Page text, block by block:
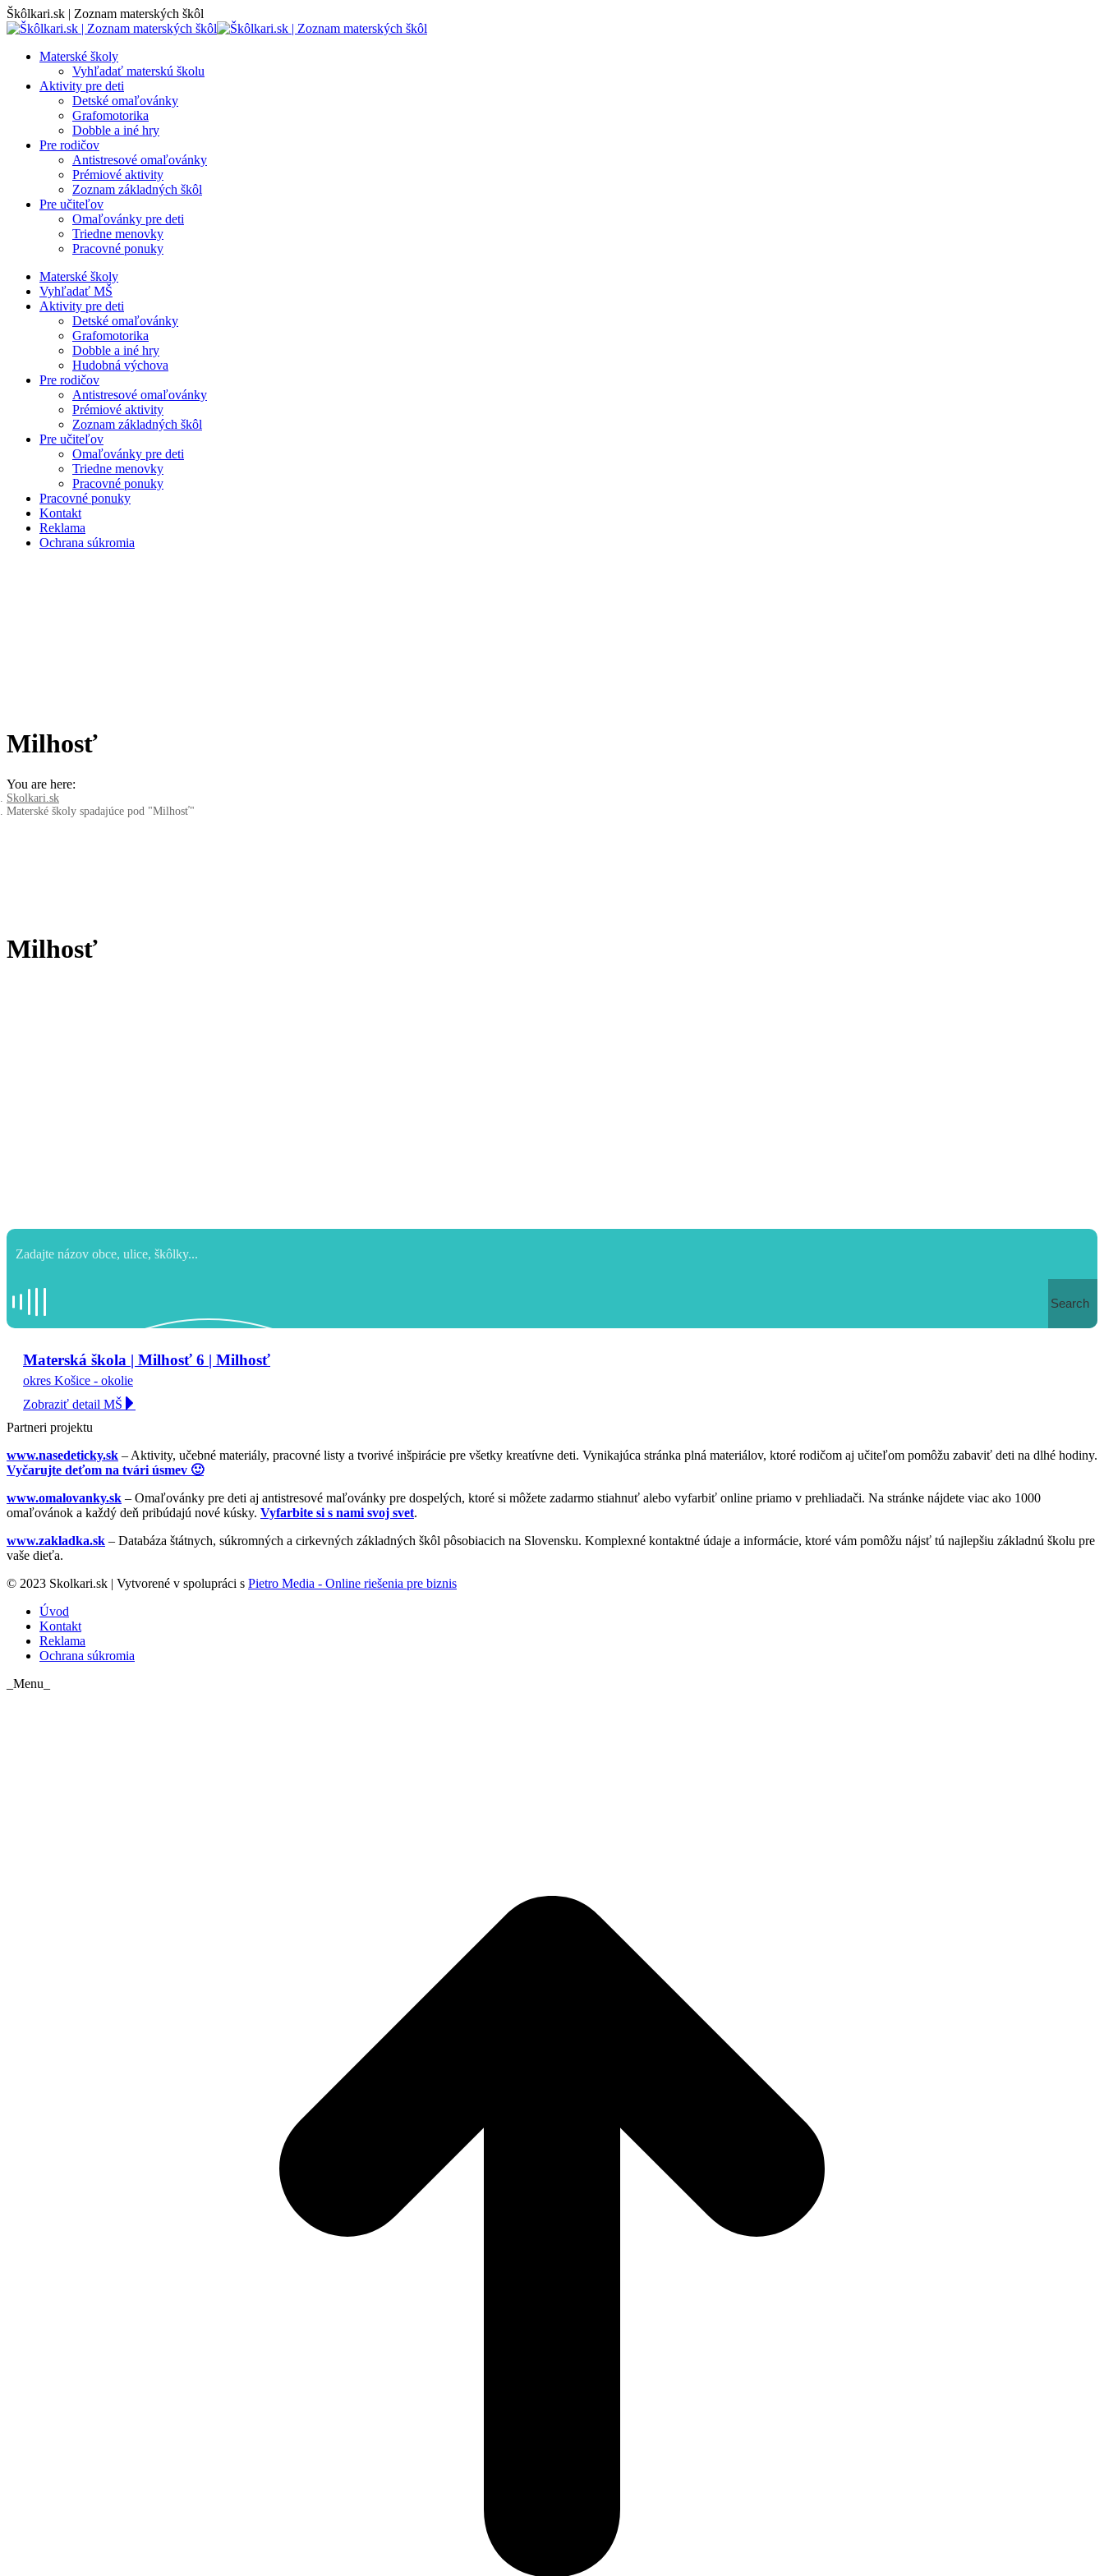
Skip
to
Škôlkari.sk | Zoznam materských škôl
Materské školy
Vyhľadať materskú školu
Aktivity pre deti
Detské omaľovánky
Grafomotorika
Dobble a iné hry
Pre rodičov
Antistresové omaľovánky
Prémiové aktivity
Zoznam základných škôl
Pre učiteľov
Omaľovánky pre deti
Triedne menovky
Pracovné ponuky
Materské školy
Vyhľadať MŠ
Aktivity pre deti
Detské omaľovánky
Grafomotorika
Dobble a iné hry
Hudobná výchova
Pre rodičov
Antistresové omaľovánky
Prémiové aktivity
Zoznam základných škôl
Pre učiteľov
Omaľovánky pre deti
Triedne menovky
Pracovné ponuky
Pracovné ponuky
Kontakt
Reklama
Ochrana súkromia
Milhosť
You are here:
Skolkari.sk
Materské školy spadajúce pod "Milhosť"
Milhosť
Search
Materská škola | Milhosť 6 | Milhosť
okres Košice - okolie
Zobraziť detail MŠ
Partneri projektu
www.nasedeticky.sk – Aktivity, učebné materiály, pracovné listy a tvorivé inšpirácie pre všetky kreatívne deti. Vynikajúca stránka plná materiálov, ktoré rodičom aj učiteľom pomôžu zabaviť deti na dlhé hodiny.
Vyčarujte deťom na tvári úsmev 🙂
www.omalovanky.sk – Omaľovánky pre deti aj antistresové maľovánky pre dospelých, ktoré si môžete zadarmo stiahnuť alebo vyfarbiť online priamo v prehliadači. Na stránke nájdete viac ako 1000
omaľovánok a každý deň pribúdajú nové kúsky. Vyfarbite si s nami svoj svet.
www.zakladka.sk – Databáza štátnych, súkromných a cirkevných základných škôl pôsobiacich na Slovensku. Komplexné kontaktné údaje a informácie, ktoré vám pomôžu nájsť tú najlepšiu základnú školu pre
vaše dieťa.
© 2023 Skolkari.sk | Vytvorené v spolupráci s Pietro Media - Online riešenia pre biznis
Úvod
Kontakt
Reklama
Ochrana súkromia
_Menu_